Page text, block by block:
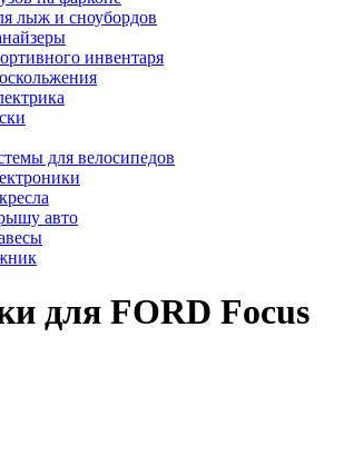
лыж и сноубордов
инвентаря
для велосипедов
авто
для FORD Focus